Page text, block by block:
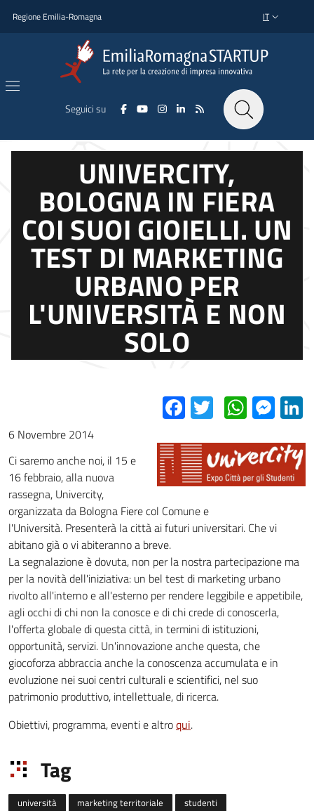
Regione Emilia-Romagna SELETTORE
IT
Seguici su
UNIVERCITY,
BOLOGNA IN FIERA
COI SUOI GIOIELLI. UN
TEST DI MARKETING
URBANO PER
L'UNIVERSITÀ E NON
SOLO
Facebook
Twitter
6 Novembre 2014
Ci saremo anche noi, il 15 e
16 febbraio, alla nuova
rassegna, Univercity,
organizzata da Bologna Fiere col Comune e
l'Università. Presenterà la città ai futuri universitari. Che vi
abitano già o vi abiteranno a breve.
La segnalazione è dovuta, non per la nostra partecipazione ma
per la novità dell'iniziativa: un bel test di marketing urbano
rivolto all'interno e all'esterno per rendere leggibile e appetibile,
agli occhi di chi non la conosce e di chi crede di conoscerla,
l'offerta globale di questa città, in termini di istituzioni,
opportunità, servizi. Un'innovazione anche questa, che
giocoforza abbraccia anche la conoscenza accumulata e in
evoluzione nei suoi centri culturali e scientifici, nel suo
patrimonio produttivo, intellettuale, di ricerca.
Obiettivi, programma, eventi e altroqui.
Tag
università marketing territoriale studenti